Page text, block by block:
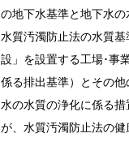
の地下水基準と地下水
水質汚濁防止法の水質
設」を設置する工場･事
係る排出基準）とその
水の水質の浄化に係る
が、水質汚濁防止法の